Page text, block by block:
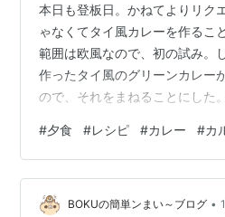
本日も登板日。かねてよりリク
ゃなくてタイ風カレーを作るこ
範囲は欧風なので、初の試み。
作ったタイ風のグリーンカレー
ので、それをまねることにした
択。 主な材料達。3 人だけどカ
ので、レッドカレーは 2 パック
プリカ、ピーマン、ナス。 鶏
ので材料には何も余計なことを
#夕食 #レシピ #カレー #カ
BOKUの簡単ンまい～ブログ •